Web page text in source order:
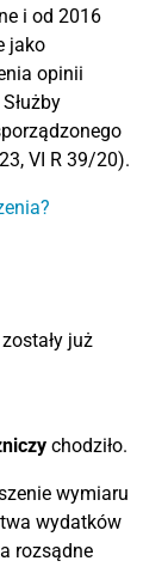
i od 2016
jako
opinii
VI R 39/20).
już
chodziło.
wymiaru
wydatków
rozsądne